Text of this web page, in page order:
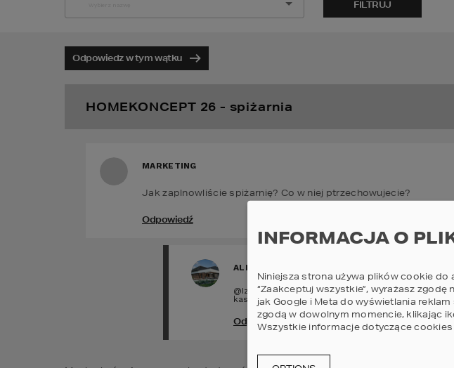
FILTRUJ
Odpowiedz w tym wątku
HOMEKONCEPT 26 - spiżarnia
MARKETING
Jak zaplnowliście spiżarnię? Co w niej ptrzechowujecie?
Odpowiedź
ALDONA
@Iza my wstawiliśmy małą zamrażarkę -
kasze, makarony i wielkie gary :)
Odpowiedź
INFORMACJA O
Niniejsza strona używa plików cookie do
“Zaakceptuj wszystkie”, wyrażasz
jak Google i Meta do wyświetlania
zgodą w dowolnym momencie, klikając
Wszystkie informacje dotyczące cookies